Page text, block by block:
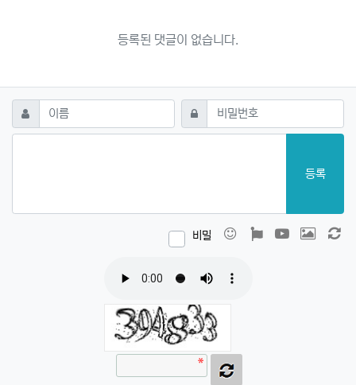
등록된 댓글이 없습니다.
댓글쓰기
이름 필수 비밀번호필수
등록
비밀 이모티콘폰트어썸동영상 이미지